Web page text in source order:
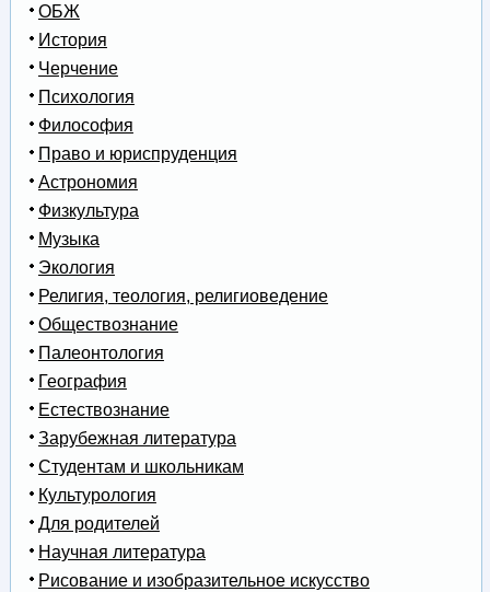
ОБЖ
История
Черчение
Психология
Философия
Право и юриспруденция
Астрономия
Физкультура
Музыка
Экология
Религия, теология, религиоведение
Обществознание
Палеонтология
География
Естествознание
Зарубежная литература
Студентам и школьникам
Культурология
Для родителей
Научная литература
Рисование и изобразительное искусство